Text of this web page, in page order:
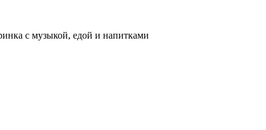
с музыкой, едой и напитками